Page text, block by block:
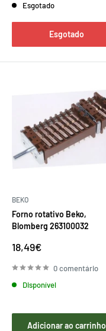
Esgotado
Esgotado
BEKO
Forno rotativo Beko,
Blomberg 263100032
Preço
venda
18,49€
0 comentário
Disponível
Adicionar ao carrinho